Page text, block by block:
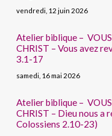
vendredi, 12 juin 2026
Atelier biblique –
CHRIST – Vous avez
3.1-17
samedi, 16 mai 2026
Atelier biblique –
CHRIST – Dieu nous a
Colossiens 2.10-23)